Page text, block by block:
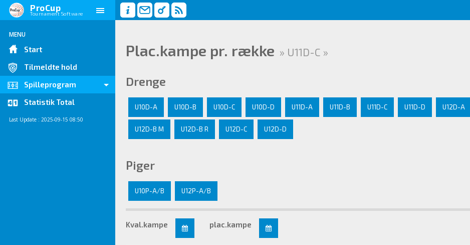
ProCup
Tournament Software
MENU
Start
Tilmeldte hold
Spilleprogram
Statistik Total
Last Update : 2025-09-15 08:50
Plac.kampe pr. række » U11D-C »
Drenge
U10D-A U10D-B U10D-C U10D-D U11D-A U11D-B U11D-C U11D-D U12D-A
U12D-B M U12D-B R U12D-C U12D-D
Piger
U10P-A/B U12P-A/B
Kval.kampe plac.kampe